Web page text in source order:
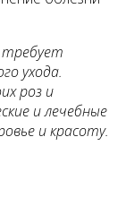
требует
ухода.
роз и
и лечебные
и красоту.